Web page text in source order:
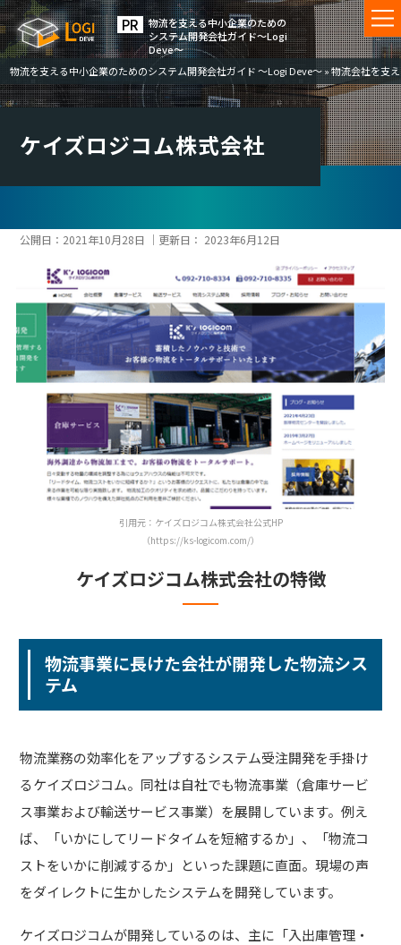
物流を⽀える中⼩企業のための
システム開発会社ガイド〜Logi
Deve〜
物流を支える中小企業のためのシステム開発会社ガイド ～Logi Deve～»物流会社を支
ケイズロジコム株式会社
公開日： 2021年10月28日 ｜更新日： 2023年6月12日
引用元：ケイズロジコム株式会社公式HP
（https://ks-logicom.com/）
ケイズロジコム株式会社の特徴
物流事業に長けた会社が開発した物流シス
テム
物流業務の効率化をアップするシステム受注開発を手掛け
るケイズロジコム。同社は自社でも物流事業（倉庫サービ
ス事業および輸送サービス事業）を展開しています。例え
ば、「いかにしてリードタイムを短縮するか」、「物流コ
ストをいかに削減するか」といった課題に直面。現場の声
をダイレクトに生かしたシステムを開発しています。
ケイズロジコムが開発しているのは、主に「入出庫管理・